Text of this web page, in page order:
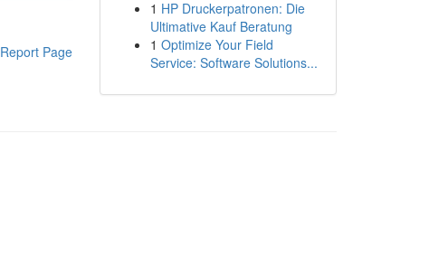
Report Page
1 HP Druckerpatronen: Die
Ultimative Kauf Beratung
1 Optimize Your Field
Service: Software Solutions...